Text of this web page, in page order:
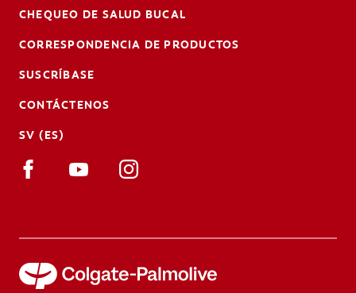
CHEQUEO DE SALUD BUCAL
CORRESPONDENCIA DE PRODUCTOS
SUSCRÍBASE
CONTÁCTENOS
SV (ES)